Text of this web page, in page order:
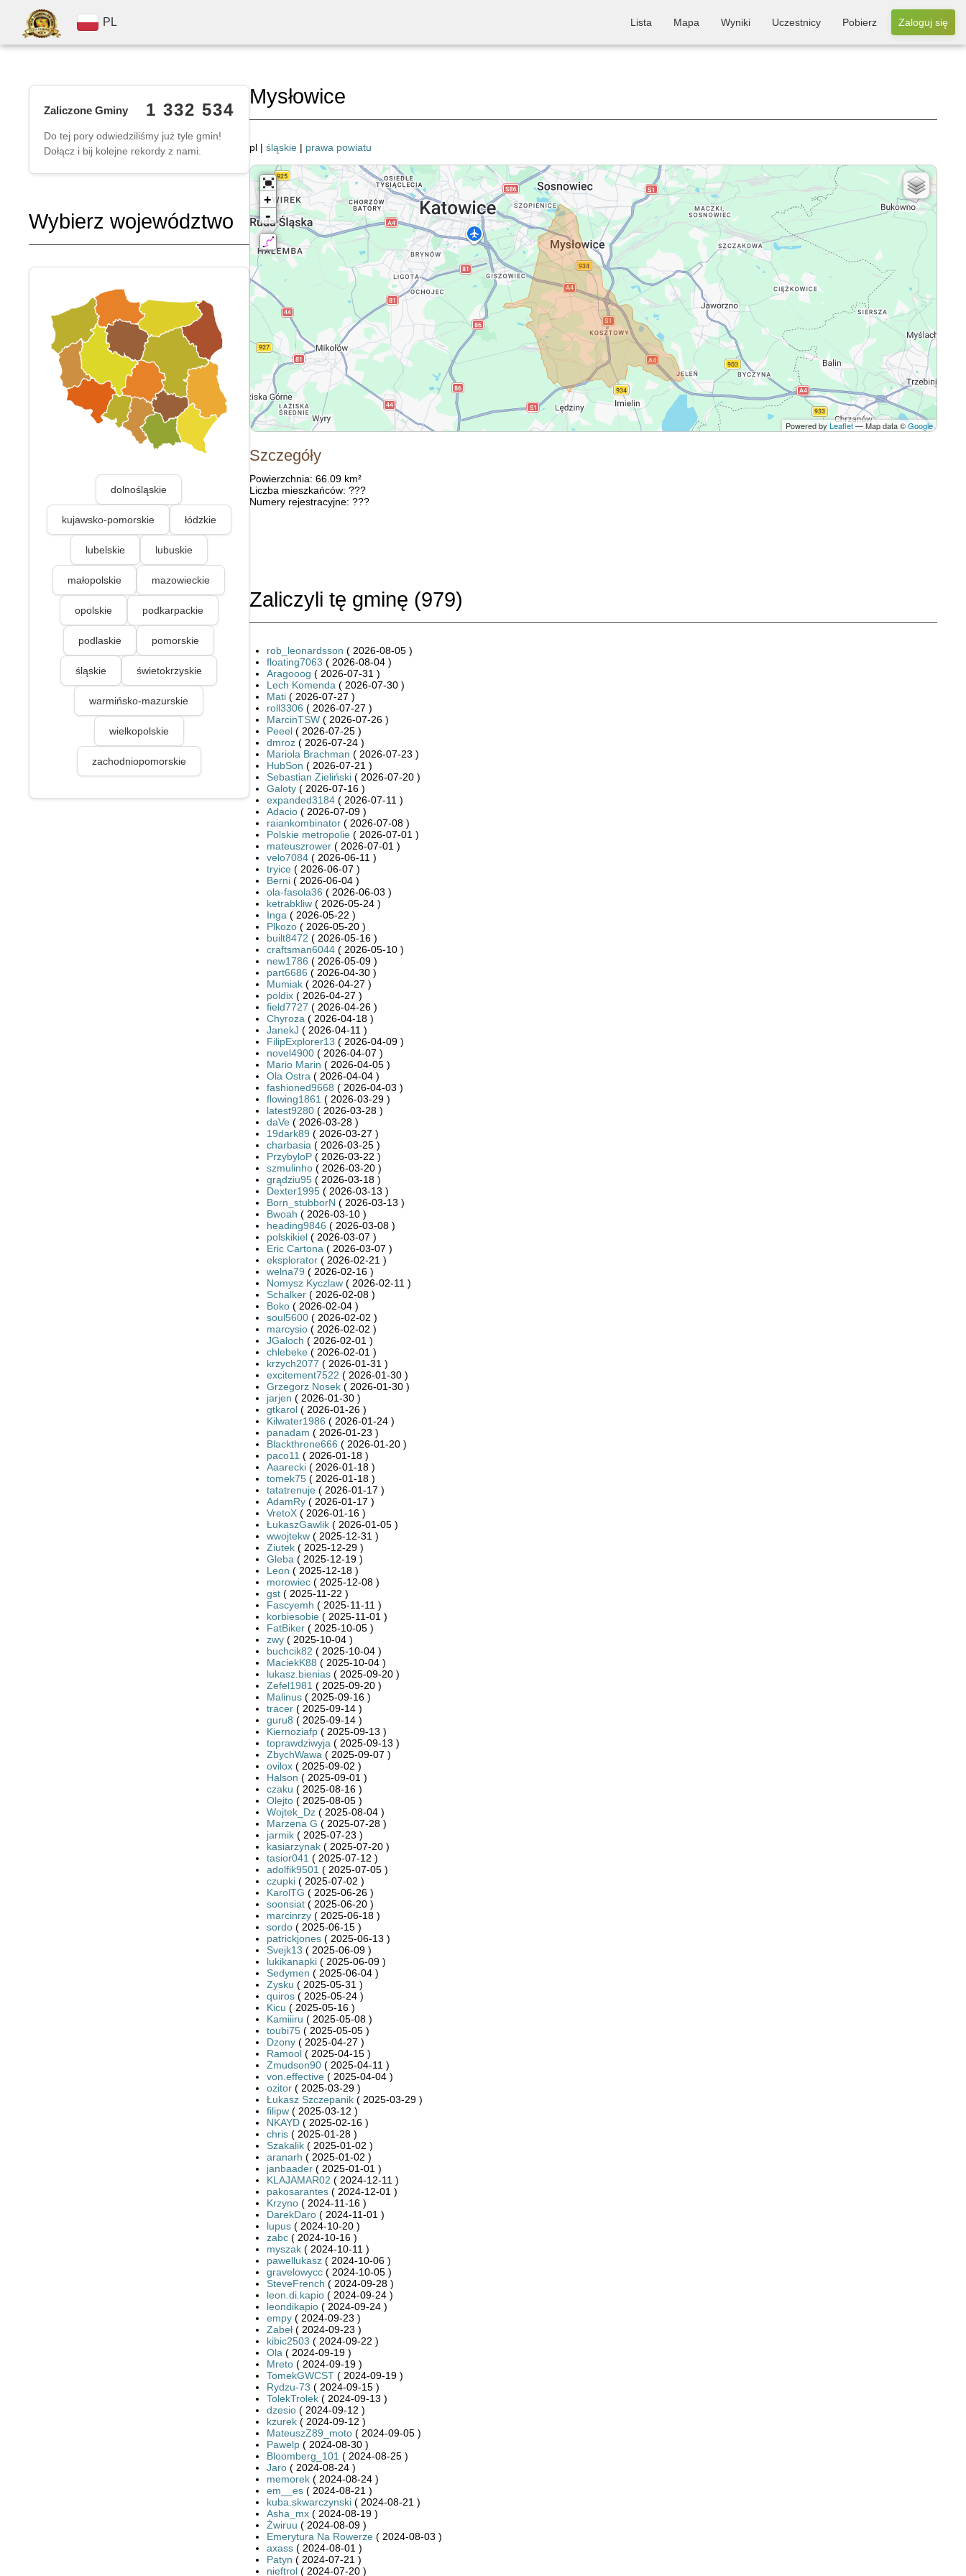
PL Lista Mapa Wyniki Uczestnicy Pobierz Zaloguj się
Zaliczone Gminy 1 332 534
Do tej pory odwiedziliśmy już tyle gmin!
Dołącz i bij kolejne rekordy z nami.
Wybierz województwo
dolnośląskie
kujawsko-pomorskie łódzkie
lubelskie lubuskie
małopolskie mazowieckie
opolskie podkarpackie
podlaskie pomorskie
śląskie świetokrzyskie
warmińsko-mazurskie
wielkopolskie
zachodniopomorskie
Mysłowice
pl | śląskie| prawa powiatu
+
-
Powered by Leaflet— Map data ©Google
Szczegóły
Powierzchnia: 66.09 km²
Liczba mieszkańców: ???
Numery rejestracyjne: ???
Zaliczyli tę gminę (979)
rob_leonardsson ( 2026-08-05 )
floating7063 ( 2026-08-04 )
Aragooog ( 2026-07-31 )
Lech Komenda ( 2026-07-30 )
Mati( 2026-07-27 )
roll3306 ( 2026-07-27 )
MarcinTSW( 2026-07-26 )
Peeel( 2026-07-25 )
dmroz( 2026-07-24 )
Mariola Brachman ( 2026-07-23 )
HubSon ( 2026-07-21 )
Sebastian Zieliński( 2026-07-20 )
Galoty( 2026-07-16 )
expanded3184( 2026-07-11 )
Adacio( 2026-07-09 )
raiankombinator( 2026-07-08 )
Polskie metropolie( 2026-07-01 )
mateuszrower( 2026-07-01 )
velo7084( 2026-06-11 )
tryice( 2026-06-07 )
Berni( 2026-06-04 )
ola-fasola36 ( 2026-06-03 )
ketrabkliw( 2026-05-24 )
Inga ( 2026-05-22 )
Plkozo( 2026-05-20 )
built8472 ( 2026-05-16 )
craftsman6044( 2026-05-10 )
new1786 ( 2026-05-09 )
part6686 ( 2026-04-30 )
Mumiak( 2026-04-27 )
poldix( 2026-04-27 )
field7727 ( 2026-04-26 )
Chyroza ( 2026-04-18 )
JanekJ ( 2026-04-11 )
FilipExplorer13 ( 2026-04-09 )
novel4900( 2026-04-07 )
Mario Marin ( 2026-04-05 )
Ola Ostra ( 2026-04-04 )
fashioned9668 ( 2026-04-03 )
flowing1861 ( 2026-03-29 )
latest9280( 2026-03-28 )
daVe( 2026-03-28 )
19dark89 ( 2026-03-27 )
charbasia ( 2026-03-25 )
PrzybyloP( 2026-03-22 )
szmulinho( 2026-03-20 )
grądziu95( 2026-03-18 )
Dexter1995( 2026-03-13 )
Born_stubborN ( 2026-03-13 )
Bwoah ( 2026-03-10 )
heading9846 ( 2026-03-08 )
polskikiel( 2026-03-07 )
Eric Cartona ( 2026-03-07 )
eksplorator( 2026-02-21 )
welna79 ( 2026-02-16 )
Nomysz Kyczlaw( 2026-02-11 )
Schalker( 2026-02-08 )
Boko( 2026-02-04 )
soul5600( 2026-02-02 )
marcysio( 2026-02-02 )
JGaloch ( 2026-02-01 )
chlebeke( 2026-02-01 )
krzych2077 ( 2026-01-31 )
excitement7522 ( 2026-01-30 )
Grzegorz Nosek( 2026-01-30 )
jarjen ( 2026-01-30 )
gtkarol( 2026-01-26 )
Kilwater1986 ( 2026-01-24 )
panadam ( 2026-01-23 )
Blackthrone666 ( 2026-01-20 )
paco11 ( 2026-01-18 )
Aaarecki( 2026-01-18 )
tomek75( 2026-01-18 )
tatatrenuje( 2026-01-17 )
AdamRy( 2026-01-17 )
VretoX( 2026-01-16 )
ŁukaszGawlik( 2026-01-05 )
wwojtekw( 2025-12-31 )
Ziutek( 2025-12-29 )
Gleba ( 2025-12-19 )
Leon ( 2025-12-18 )
morowiec( 2025-12-08 )
gst( 2025-11-22 )
Fascyemh ( 2025-11-11 )
korbiesobie( 2025-11-01 )
FatBiker( 2025-10-05 )
zwy( 2025-10-04 )
buchcik82 ( 2025-10-04 )
MaciekK88 ( 2025-10-04 )
lukasz.bienias( 2025-09-20 )
Zefel1981 ( 2025-09-20 )
Malinus( 2025-09-16 )
tracer( 2025-09-14 )
guru8 ( 2025-09-14 )
Kiernoziafp( 2025-09-13 )
toprawdziwyja ( 2025-09-13 )
ZbychWawa ( 2025-09-07 )
ovilox( 2025-09-02 )
Halson ( 2025-09-01 )
czaku ( 2025-08-16 )
Olejto( 2025-08-05 )
Wojtek_Dz( 2025-08-04 )
Marzena G ( 2025-07-28 )
jarmik( 2025-07-23 )
kasiarzynak( 2025-07-20 )
tasior041 ( 2025-07-12 )
adolfik9501 ( 2025-07-05 )
czupki( 2025-07-02 )
KarolTG ( 2025-06-26 )
soonsiat( 2025-06-20 )
marcinrzy( 2025-06-18 )
sordo( 2025-06-15 )
patrickjones( 2025-06-13 )
Svejk13 ( 2025-06-09 )
lukikanapki( 2025-06-09 )
Sedymen ( 2025-06-04 )
Zysku ( 2025-05-31 )
quiros( 2025-05-24 )
Kicu ( 2025-05-16 )
Kamiiiru ( 2025-05-08 )
toubi75( 2025-05-05 )
Dzony( 2025-04-27 )
Ramool( 2025-04-15 )
Zmudson90( 2025-04-11 )
von.effective( 2025-04-04 )
ozitor( 2025-03-29 )
Łukasz Szczepanik( 2025-03-29 )
filipw( 2025-03-12 )
NKAYD( 2025-02-16 )
chris( 2025-01-28 )
Szakalik( 2025-01-02 )
aranarh ( 2025-01-02 )
janbaader( 2025-01-01 )
KLAJAMAR02 ( 2024-12-11 )
pakosarantes( 2024-12-01 )
Krzyno ( 2024-11-16 )
DarekDaro( 2024-11-01 )
lupus( 2024-10-20 )
zabc( 2024-10-16 )
myszak( 2024-10-11 )
pawellukasz( 2024-10-06 )
gravelowycc( 2024-10-05 )
SteveFrench ( 2024-09-28 )
leon.di.kapio( 2024-09-24 )
leondikapio( 2024-09-24 )
empy( 2024-09-23 )
Zabeł( 2024-09-23 )
kibic2503 ( 2024-09-22 )
Ola ( 2024-09-19 )
Mreto( 2024-09-19 )
TomekGWCST( 2024-09-19 )
Rydzu-73 ( 2024-09-15 )
TolekTrolek( 2024-09-13 )
dzesio( 2024-09-12 )
kzurek( 2024-09-12 )
MateuszZ89_moto( 2024-09-05 )
Pawelp( 2024-08-30 )
Bloomberg_101 ( 2024-08-25 )
Jaro( 2024-08-24 )
memorek( 2024-08-24 )
em__es( 2024-08-21 )
kuba.skwarczynski( 2024-08-21 )
Asha_mx( 2024-08-19 )
Żwiruu ( 2024-08-09 )
Emerytura Na Rowerze( 2024-08-03 )
axass( 2024-08-01 )
Patyn ( 2024-07-21 )
nieftrol( 2024-07-20 )